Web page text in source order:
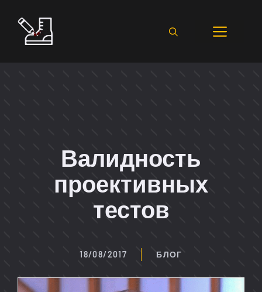
содержимому
Валидность
проективных
тестов
18/08/2017 БЛОГ